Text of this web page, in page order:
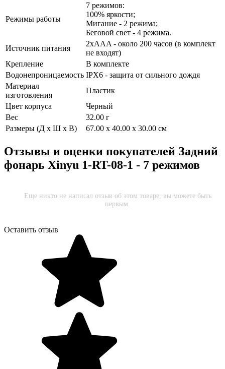
Режимы работы
7 режимов:
100% яркости;
Мигание - 2 режима;
Беговой свет - 4 режима.
Источник питания
2xAAA - около 200 часов (в комплект
не входят)
Крепление
В комплекте
Водонепроницаемость IPX6 - защита от сильного дождя
Материал
изготовления
Пластик
Цвет корпуса
Черный
Вес
32.00 г
Размеры (Д х Ш х В)
67.00 x 40.00 x 30.00 см
Отзывы и оценки покупателей Задний
фонарь Xinyu 1-RT-08-1 - 7 режимов
Еще никто не написал отзыв об этом товаре, вы можете быть
первым.
Оставить отзыв